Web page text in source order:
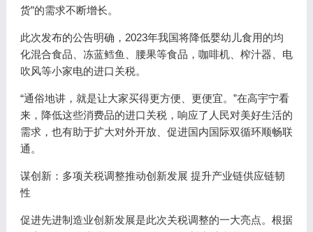
货”的需求不断增长。
此次发布的公告明确，2023年我国将降低婴幼儿食用的均
化混合食品、冻蓝鳕鱼、腰果等食品，咖啡机、榨汁器、电
吹风等小家电的进口关税。
“通俗地讲，就是让大家买得更方便、更便宜。”在高宇宁看
来，降低这些消费品的进口关税，响应了人民对美好生活的
需求，也有助于扩大对外开放、促进国内国际双循环顺畅联
通。
谋创新：多项关税调整推动创新发展 提升产业链供应链韧
性
促进先进制造业创新发展是此次关税调整的一大亮点。根据